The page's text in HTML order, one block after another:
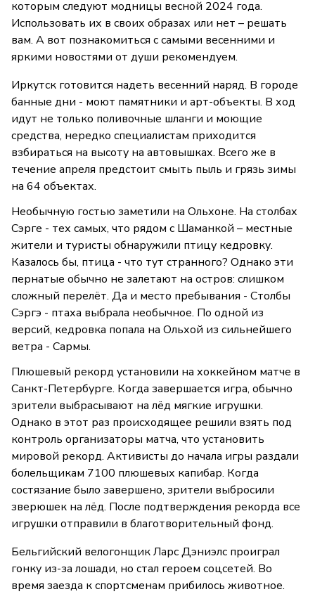
которым следуют модницы весной 2024 года.
Использовать их в своих образах или нет – решать
вам. А вот познакомиться с самыми весенними и
яркими новостями от души рекомендуем.
Иркутск готовится надеть весенний наряд. В городе
банные дни - моют памятники и арт-объекты. В ход
идут не только поливочные шланги и моющие
средства, нередко специалистам приходится
взбираться на высоту на автовышках. Всего же в
течение апреля предстоит смыть пыль и грязь зимы
на 64 объектах.
Необычную гостью заметили на Ольхоне. На столбах
Сэрге - тех самых, что рядом с Шаманкой – местные
жители и туристы обнаружили птицу кедровку.
Казалось бы, птица - что тут странного? Однако эти
пернатые обычно не залетают на остров: слишком
сложный перелёт. Да и место пребывания - Столбы
Сэргэ - птаха выбрала необычное. По одной из
версий, кедровка попала на Ольхой из сильнейшего
ветра - Сармы.
Плюшевый рекорд установили на хоккейном матче в
Санкт-Петербурге. Когда завершается игра, обычно
зрители выбрасывают на лёд мягкие игрушки.
Однако в этот раз происходящее решили взять под
контроль организаторы матча, что установить
мировой рекорд. Активисты до начала игры раздали
болельщикам 7100 плюшевых капибар. Когда
состязание было завершено, зрители выбросили
зверюшек на лёд. После подтверждения рекорда все
игрушки отправили в благотворительный фонд.
Бельгийский велогонщик Ларс Дэниэлс проиграл
гонку из-за лошади, но стал героем соцсетей. Во
время заезда к спортсменам прибилось животное.